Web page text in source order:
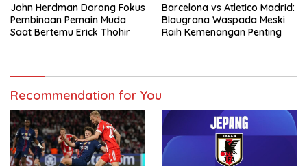
John Herdman Dorong Fokus
Pembinaan Pemain Muda
Saat Bertemu Erick Thohir
Barcelona vs Atletico Madrid:
Blaugrana Waspada Meski
Raih Kemenangan Penting
Recommendation for You